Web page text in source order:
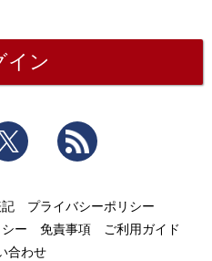
Twitter
プライバシーポリシー
ー 免責事項
ご利用ガイド
合わせ